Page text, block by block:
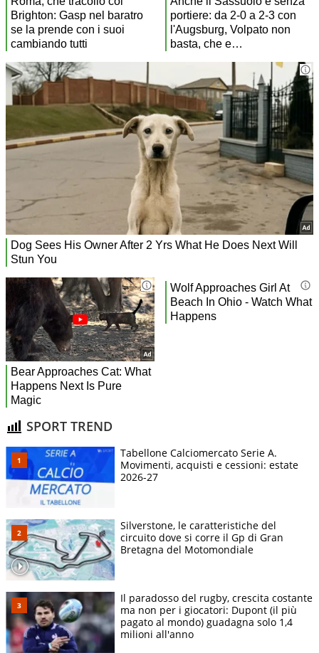
SPORT TREND
Tabellone Calciomercato Serie A.
Movimenti, acquisti e cessioni: estate
2026-27
Silverstone, le caratteristiche del
circuito dove si corre il Gp di Gran
Bretagna del Motomondiale
Il paradosso del rugby, crescita costante
ma non per i giocatori: Dupont (il più
pagato al mondo) guadagna solo 1,4
milioni all'anno